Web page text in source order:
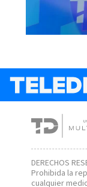
DERECHOS
Prohibida la
cualquier